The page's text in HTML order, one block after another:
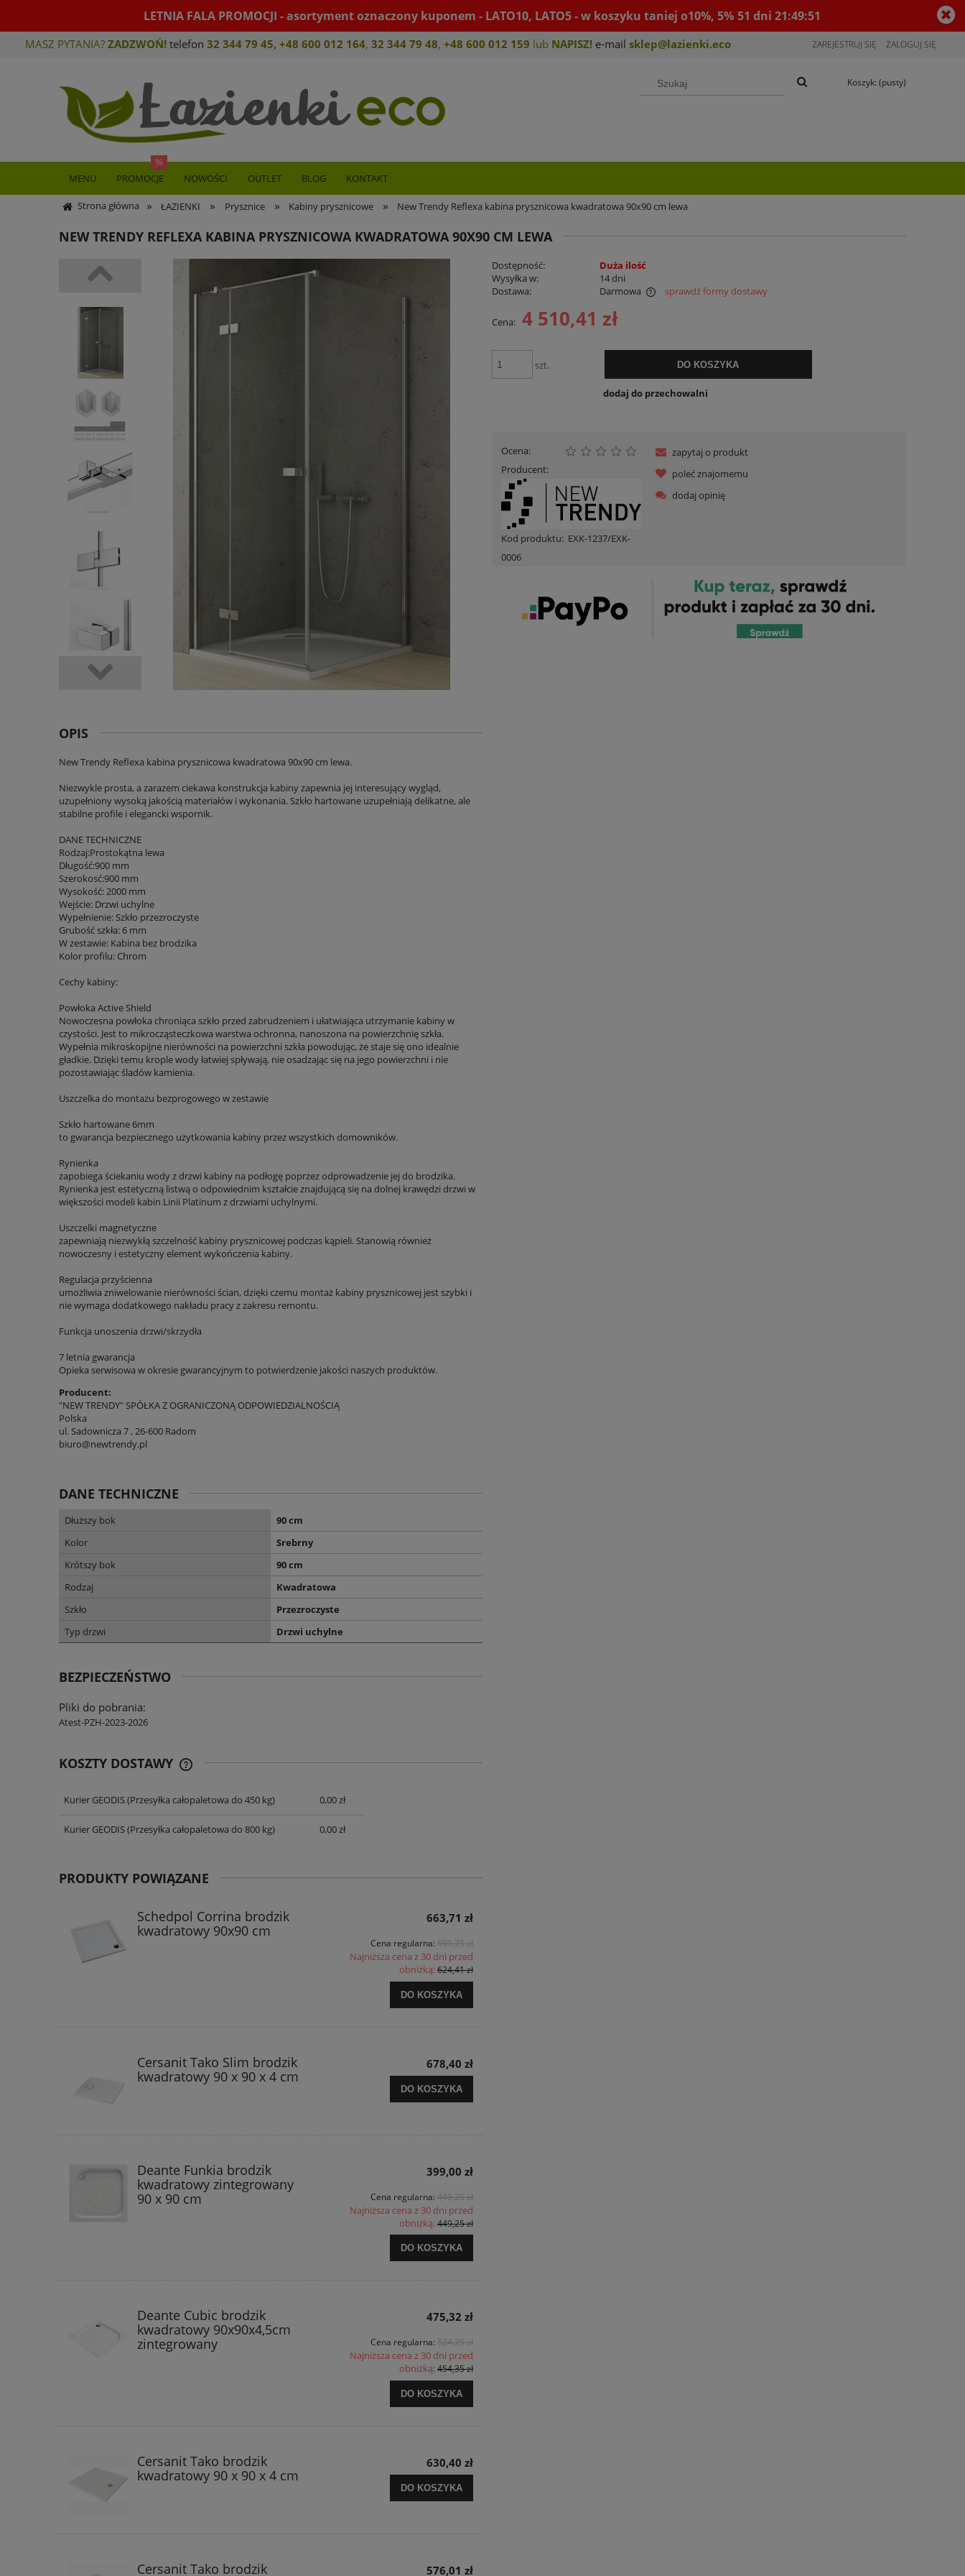
LETNIA FALA PROMOCJI - asortyment oznaczony kuponem - LATO10, LATO5 - w koszyku taniej o10%, 5% 51 dni21:49:50
MASZ PYTANIA? ZADZWOŃ! telefon 32 344 79 45, +48 600 012 164, 32 344 79 48, +48 600 012 159 lub NAPISZ! e-mail sklep@lazienki.eco ZAREJESTRUJ SIĘ ZALOGUJ SIĘ
Koszyk: (pusty)
MENU PROMOCJE NOWOŚCI OUTLET BLOG KONTAKT
Strona główna » ŁAZIENKI » Prysznice » Kabiny prysznicowe » New Trendy Reflexa kabina prysznicowa kwadratowa 90x90 cm lewa
NEW TRENDY REFLEXA KABINA PRYSZNICOWA KWADRATOWA 90X90 CM LEWA
Dostępność:
Duża ilość
Wysyłka w:
14 dni
Dostawa:
Darmowa
Cena nie zawiera ewentualnych kosztów
sprawdź formy dostawy
Cena: 4 510,41 zł
szt. DO KOSZYKA
dodaj do przechowalni
Ocena:
Producent:
Kod produktu: EXK-1237/EXK-
0006
zapytaj o produkt
poleć znajomemu
dodaj opinię
OPIS
New Trendy Reflexa kabina prysznicowa kwadratowa 90x90 cm lewa.
Niezwykle prosta, a zarazem ciekawa konstrukcja kabiny zapewnia jej interesujący wygląd,
uzupełniony wysoką jakością materiałów i wykonania. Szkło hartowane uzupełniają delikatne, ale
stabilne profile i elegancki wspornik.
DANE TECHNICZNE
Rodzaj:Prostokątna lewa
Długość:900 mm
Szerokosć:900 mm
Wysokość: 2000 mm
Wejście: Drzwi uchylne
Wypełnienie: Szkło przezroczyste
Grubość szkła: 6 mm
W zestawie: Kabina bez brodzika
Kolor profilu: Chrom
Cechy kabiny:
Powłoka Active Shield
Nowoczesna powłoka chroniąca szkło przed zabrudzeniem i ułatwiająca utrzymanie kabiny w
czystości. Jest to mikrocząsteczkowa warstwa ochronna, nanoszona na powierzchnię szkła.
Wypełnia mikroskopijne nierówności na powierzchni szkła powodując, że staje się ono idealnie
gładkie. Dzięki temu krople wody łatwiej spływają, nie osadzając się na jego powierzchni i nie
pozostawiając śladów kamienia.
Uszczelka do montażu bezprogowego w zestawie
Szkło hartowane 6mm
to gwarancja bezpiecznego użytkowania kabiny przez wszystkich domowników.
Rynienka
zapobiega ściekaniu wody z drzwi kabiny na podłogę poprzez odprowadzenie jej do brodzika.
Rynienka jest estetyczną listwą o odpowiednim kształcie znajdującą się na dolnej krawędzi drzwi w
większości modeli kabin Linii Platinum z drzwiami uchylnymi.
Uszczelki magnetyczne
zapewniają niezwykłą szczelność kabiny prysznicowej podczas kąpieli. Stanowią również
nowoczesny i estetyczny element wykończenia kabiny.
Regulacja przyścienna
umożliwia zniwelowanie nierówności ścian, dzięki czemu montaż kabiny prysznicowej jest szybki i
nie wymaga dodatkowego nakładu pracy z zakresu remontu.
Funkcja unoszenia drzwi/skrzydła
7 letnia gwarancja
Opieka serwisowa w okresie gwarancyjnym to potwierdzenie jakości naszych produktów.
Producent:
"NEW TRENDY" SPÓŁKA Z OGRANICZONĄ ODPOWIEDZIALNOŚCIĄ
Polska
ul. Sadownicza 7 , 26-600 Radom
biuro@newtrendy.pl
DANE TECHNICZNE
Dłuższy bok
90 cm
Kolor
Srebrny
Krótszy bok
90 cm
Rodzaj
Kwadratowa
Szkło
Przezroczyste
Typ drzwi
Drzwi uchylne
BEZPIECZEŃSTWO
Pliki do pobrania:
Atest-PZH-2023-2026
KOSZTY DOSTAWY
CENA NIE ZAWIERA EWENTUALNYCH
Kurier GEODIS(Przesyłka całopaletowa do 450 kg) 0,00 zł
Kurier GEODIS(Przesyłka całopaletowa do 800 kg) 0,00 zł
PRODUKTY POWIĄZANE
Schedpol Corrina brodzik
kwadratowy 90x90 cm
663,71 zł
Cena regularna: 691,75 zł
Najniższa cena z 30 dni przed
obniżką:624,41 zł
DO KOSZYKA
Cersanit Tako Slim brodzik
kwadratowy 90 x 90 x 4 cm
678,40 zł
DO KOSZYKA
Deante Funkia brodzik
kwadratowy zintegrowany
90 x 90 cm
399,00 zł
Cena regularna: 449,25 zł
Najniższa cena z 30 dni przed
obniżką:449,25 zł
DO KOSZYKA
Deante Cubic brodzik
kwadratowy 90x90x4,5cm
zintegrowany
475,32 zł
Cena regularna: 524,25 zł
Najniższa cena z 30 dni przed
obniżką:454,35 zł
DO KOSZYKA
Cersanit Tako brodzik
kwadratowy 90 x 90 x 4 cm
630,40 zł
DO KOSZYKA
Cersanit Tako brodzik
576,01 zł